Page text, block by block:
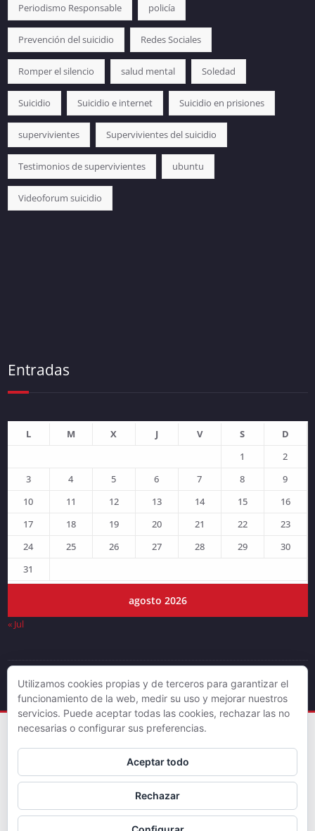
Periodismo Responsable policía
Prevención del suicidio Redes Sociales
Romper el silencio salud mental Soledad
Suicidio Suicidio e internet Suicidio en prisiones
supervivientes Supervivientes del suicidio
Testimonios de supervivientes ubuntu
Videoforum suicidio
Entradas
agosto 2026
L M X J V S
D
1
2
3
4 5 6 7 8
9
10
11 12 13 14 15
16
17
18 19 20 21 22
23
24
25 26 27 28 29
30
31
« Jul
© DJLV 2019
Utilizamos cookies propias y de terceros para garantizar el
funcionamiento de la web, medir su uso y mejorar nuestros
servicios. Puede aceptar todas las cookies, rechazar las no
necesarias o configurar sus preferencias.
Aceptar todo
Rechazar